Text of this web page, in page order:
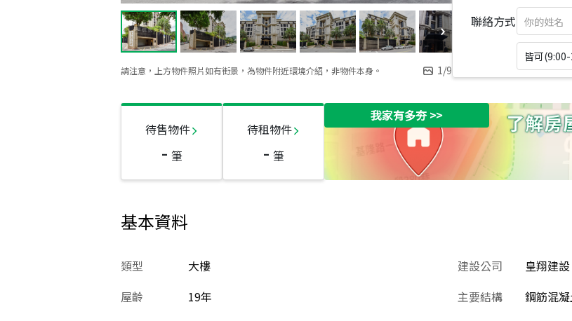
請注意，上方物件照片如有街景，為物件附近環境介紹，非物件本身。 1/9
聯絡方式
皆可
待售物件
- 筆
待租物件
- 筆
我家有多夯>>
基本資料
類型
大樓
屋齡
19年
建設公司
皇翔建設
主要結構
鋼筋混